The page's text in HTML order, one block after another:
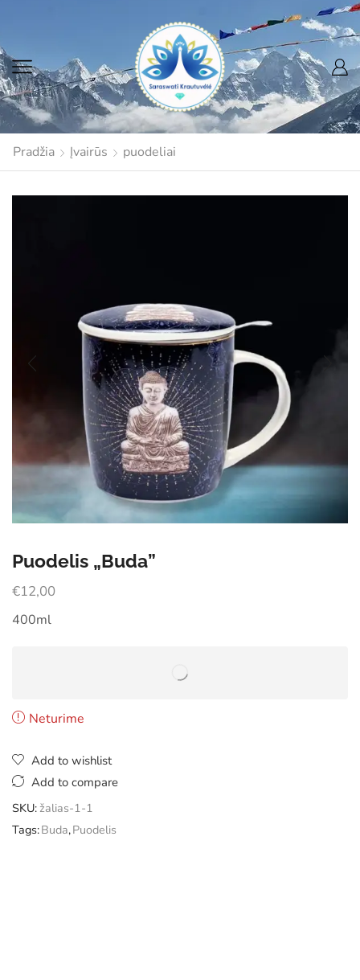
Pradžia Įvairūs puodeliai
Puodelis „Buda”
€12,00
400ml
Neturime
Add to wishlist
Add to compare
SKU: žalias-1-1
Tags:Buda,Puodelis